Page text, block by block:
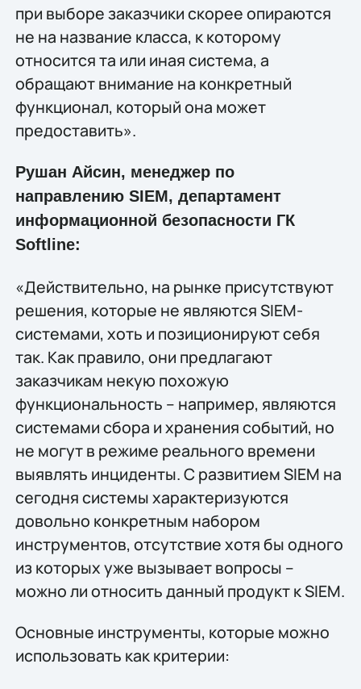
при выборе заказчики скорее опираются
не на название класса, к которому
относится та или иная система, а
обращают внимание на конкретный
функционал, который она может
предоставить».
Рушан Айсин, менеджер по
направлению SIEM, департамент
информационной безопасности ГК
Softline:
«Действительно, на рынке присутствуют
решения, которые не являются SIEM-
системами, хоть и позиционируют себя
так. Как правило, они предлагают
заказчикам некую похожую
функциональность – например, являются
системами сбора и хранения событий, но
не могут в режиме реального времени
выявлять инциденты. С развитием SIEM на
сегодня системы характеризуются
довольно конкретным набором
инструментов, отсутствие хотя бы одного
из которых уже вызывает вопросы –
можно ли относить данный продукт к SIEM.
Основные инструменты, которые можно
использовать как критерии: